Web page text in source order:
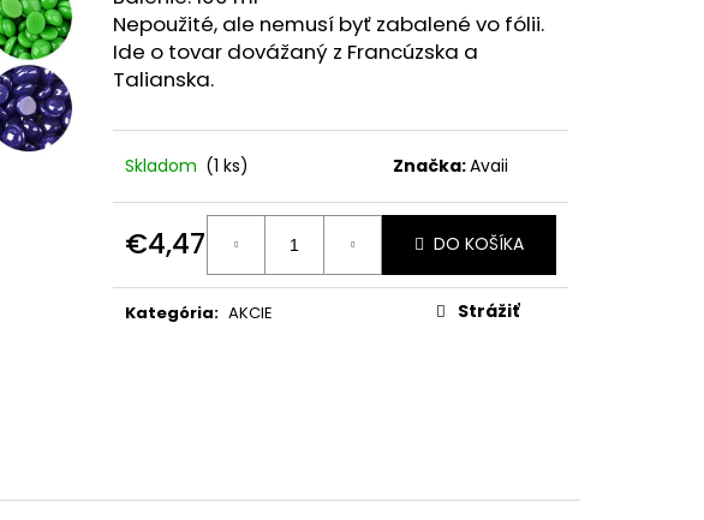
Nepoužité, ale nemusí byť zabalené vo fólii.
Ide o tovar dovážaný z Francúzska a
Talianska.
Skladom (1 ks) Značka:Avaii
€4,47
Jednotková
cena:
DO KOŠÍKA
Kategória: AKCIE Strážiť
GARDEN OF LIFE VITAMIN CODE, RAW
PRENATAL, 90 VEGETARIÁNSKYCH
KAPSÚL
€2,99
Pôvodne: